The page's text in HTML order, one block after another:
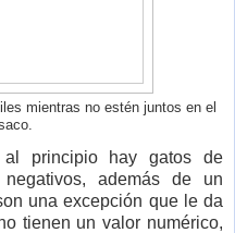
mientras no estén juntos en el
principio hay gatos de
además de un
una excepción que le da
tienen un valor numérico,